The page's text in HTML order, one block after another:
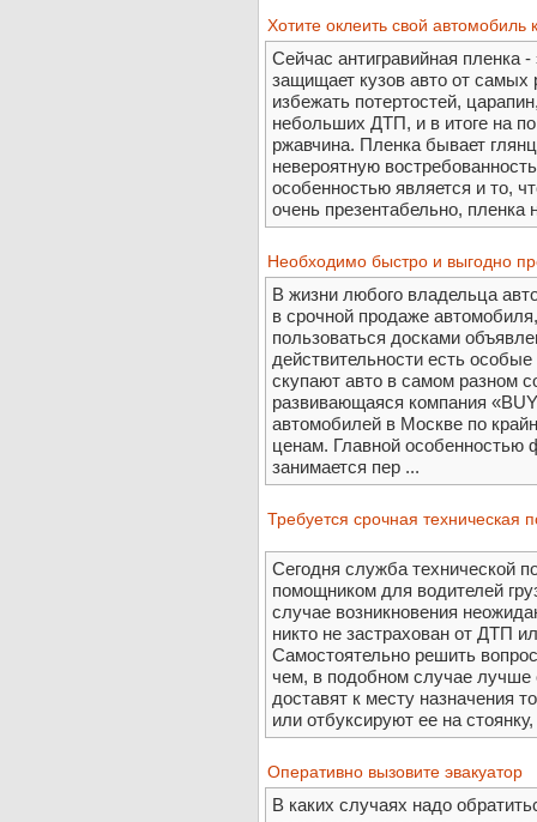
Хотите оклеить свой автомобиль
Сейчас антигравийная пленка
защищает кузов авто от самых
избежать потертостей,
небольших ДТП, и в итоге на
ржавчина. Пленка бывает
невероятную
особенностью является и то,
очень презентабельно, пленка
Необходимо быстро и выгодно
В жизни любого владельца
в срочной продаже
пользоваться досками
действительности есть
скупают авто в самом разном
развивающаяся компания
автомобилей в Москве по
ценам. Главной особенностью
занимается пер ...
Требуется срочная техническая
Сегодня служба технической
помощником для водителей
случае возникновения
никто не застрахован от ДТП
Самостоятельно решить
чем, в подобном случае лучше
доставят к месту назначения
или отбуксируют ее на
Оперативно вызовите эвакуатор
В каких случаях надо